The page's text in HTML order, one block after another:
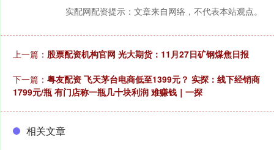
实配网配资提示：文章来自网络，不代表本站观点。
上一篇： 股票配资机构官网 光大期货：11月27日矿钢煤焦日报
下一篇： 粤友配资 飞天茅台电商低至1399元？ 实探：线下经销商
1799元/瓶 有门店称一瓶几十块利润 难赚钱｜一探
相关文章